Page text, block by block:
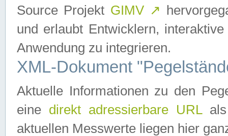
Source Projekt GIMV ↗
und erlaubt Entwicklern,
Anwendung zu integrieren.
XML-Dokument
Aktuelle Informationen zu den
eine direkt adressierbare URLals
aktuellen Messwerte liegen hier